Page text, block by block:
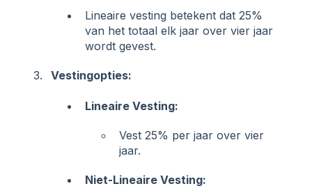
Lineaire vesting betekent dat 25%
van het totaal elk jaar over vier jaar
wordt gevest.
Vestingopties:
Lineaire Vesting:
Vest 25% per jaar over vier
jaar.
Niet-Lineaire Vesting: